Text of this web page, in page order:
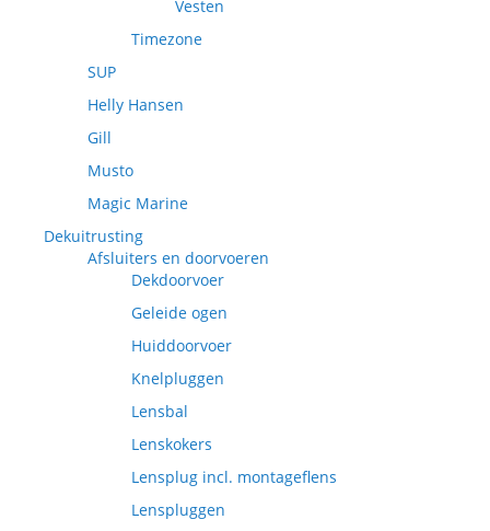
Vesten
Timezone
SUP
Helly Hansen
Gill
Musto
Magic Marine
Dekuitrusting
Afsluiters en doorvoeren
Dekdoorvoer
Geleide ogen
Huiddoorvoer
Knelpluggen
Lensbal
Lenskokers
Lensplug incl. montageflens
Lenspluggen